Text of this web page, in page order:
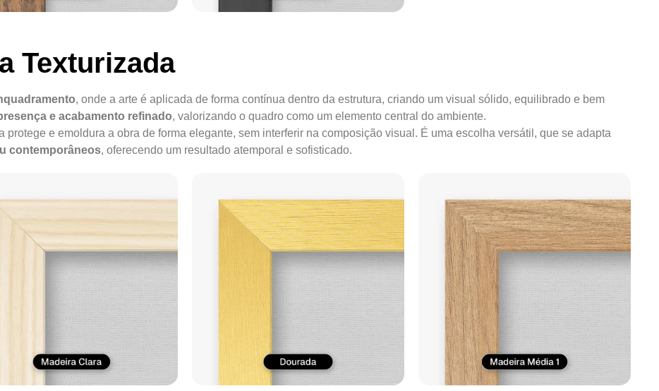
Texturizada
, onde a arte é aplicada de forma contínua dentro da estrutura, criando um visual sólido, equilibrado e bem
e acabamento refinado, valorizando o quadro como um elemento central do ambiente.
protege e emoldura a obra de forma elegante, sem interferir na composição visual. É uma escolha versátil, que se adapta
contemporâneos, oferecendo um resultado atemporal e sofisticado.